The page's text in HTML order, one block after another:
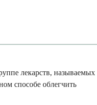
лекарств, называемых
способе облегчить